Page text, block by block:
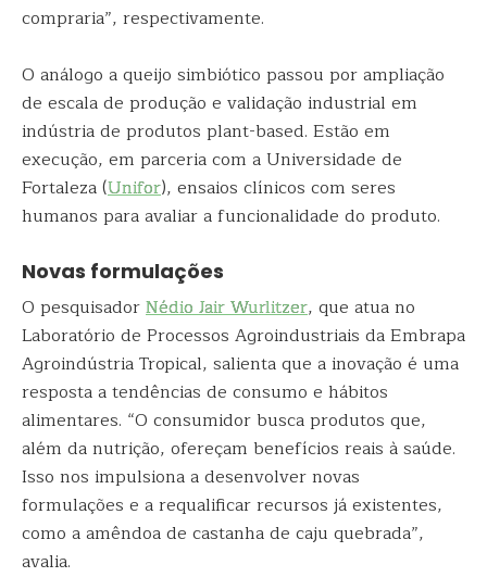
compraria”, respectivamente.
O análogo a queijo simbiótico passou por ampliação
de escala de produção e validação industrial em
indústria de produtos plant-based. Estão em
execução, em parceria com a Universidade de
Fortaleza (Unifor), ensaios clínicos com seres
humanos para avaliar a funcionalidade do produto.
Novas formulações
O pesquisadorNédio Jair Wurlitzer, que atua no
Laboratório de Processos Agroindustriais da Embrapa
Agroindústria Tropical, salienta que a inovação é uma
resposta a tendências de consumo e hábitos
alimentares. “O consumidor busca produtos que,
além da nutrição, ofereçam benefícios reais à saúde.
Isso nos impulsiona a desenvolver novas
formulações e a requalificar recursos já existentes,
como a amêndoa de castanha de caju quebrada”,
avalia.